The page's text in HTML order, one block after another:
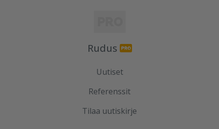
Rudus
Uutiset
Referenssit
Tilaa uutiskirje